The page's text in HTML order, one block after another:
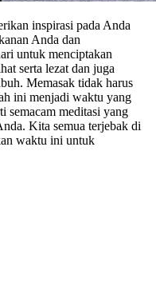
inspirasi pada Anda
Anda dan
untuk menciptakan
serta lezat dan juga
Memasak tidak harus
ini menjadi waktu yang
semacam meditasi yang
Kita semua terjebak di
waktu ini untuk